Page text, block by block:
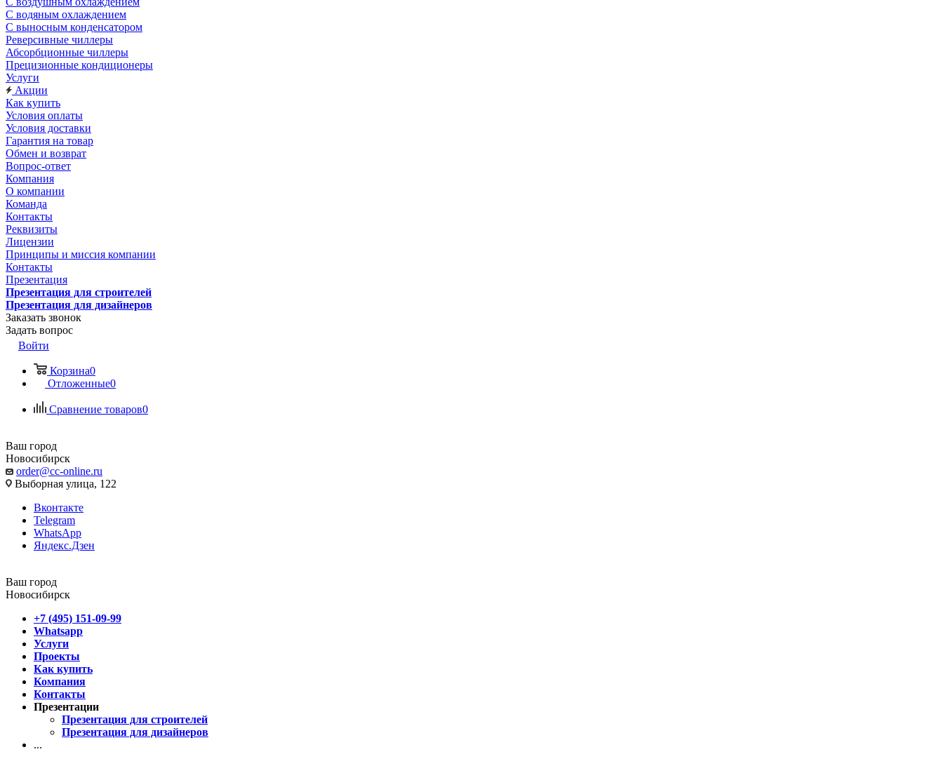
С водяным охлаждением
С выносным конденсатором
Реверсивные чиллеры
Абсорбционные чиллеры
Прецизионные кондиционеры
Услуги
Акции
Как купить
Условия оплаты
Условия доставки
Гарантия на товар
Обмен и возврат
Вопрос-ответ
Компания
О компании
Команда
Контакты
Реквизиты
Лицензии
Принципы и миссия компании
Контакты
Презентация
Презентация для строителей
Презентация для дизайнеров
Заказать звонок
Задать вопрос
Войти
Корзина0
Отложенные0
Сравнение товаров0
Ваш город
Новосибирск
order@cc-online.ru
Выборная улица, 122
Вконтакте
Telegram
WhatsApp
Яндекс.Дзен
Ваш город
Новосибирск
+7 (495) 151-09-99
Whatsapp
Услуги
Проекты
Как купить
Компания
Контакты
Презентации
Презентация для строителей
Презентация для дизайнеров
...